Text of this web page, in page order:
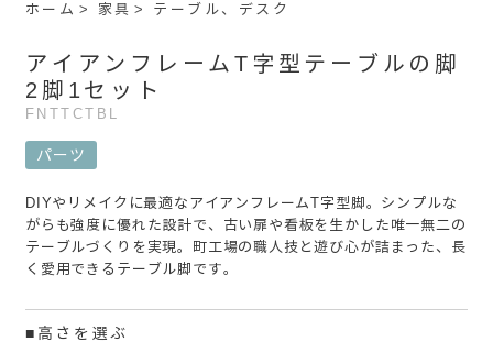
ホーム 家具 テーブル、デスク
アイアンフレームT字型テーブルの脚
2脚1セット
FNTTCTBL
パーツ
DIYやリメイクに最適なアイアンフレームT字型脚。シンプルな
がらも強度に優れた設計で、古い扉や看板を生かした唯一無二の
テーブルづくりを実現。町工場の職人技と遊び心が詰まった、長
く愛用できるテーブル脚です。
■高さを選ぶ